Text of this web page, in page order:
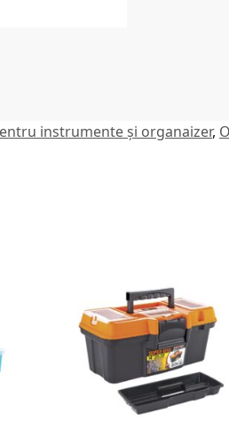
instrumente și organaizer,